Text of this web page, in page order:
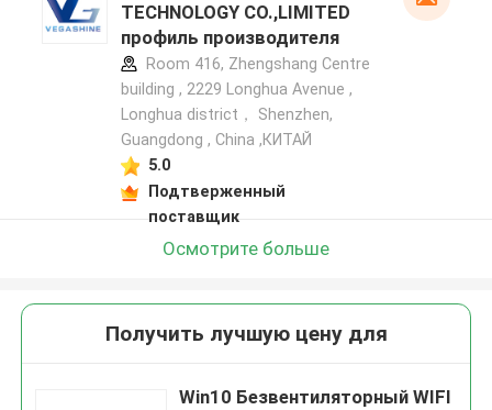
TECHNOLOGY CO.,LIMITED
профиль производителя
Room 416, Zhengshang Centre
building , 2229 Longhua Avenue ,
Longhua district， Shenzhen,
Guangdong , China ,КИТАЙ
5.0
Подтверженный
поставщик
Осмотрите больше
Получить лучшую цену для
Win10 Безвентиляторный WIFI